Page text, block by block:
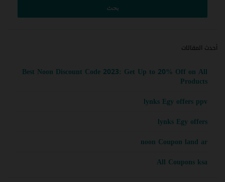
أحدث المقالات
Best Noon Discount Code 2023: Get Up to 20% Off on All
Products
lynks Egy offers ppv
lynks Egy offers
noon Coupon land ar
All Coupons ksa